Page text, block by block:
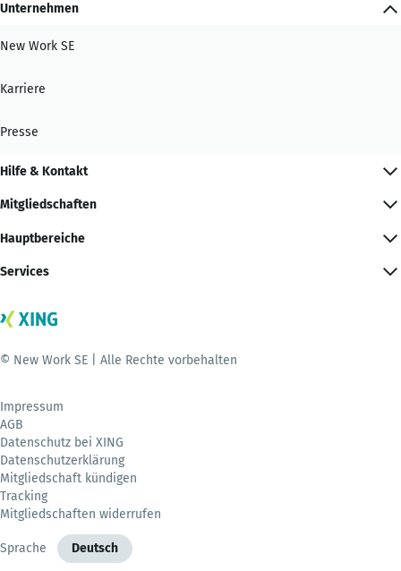
Unternehmen
New Work SE
Karriere
Presse
Hilfe & Kontakt
Mitgliedschaften
Hauptbereiche
Services
© New Work SE | Alle Rechte vorbehalten
Impressum
AGB
Datenschutz bei XING
Datenschutzerklärung
Mitgliedschaft kündigen
Tracking
Mitgliedschaften widerrufen
Sprache Deutsch